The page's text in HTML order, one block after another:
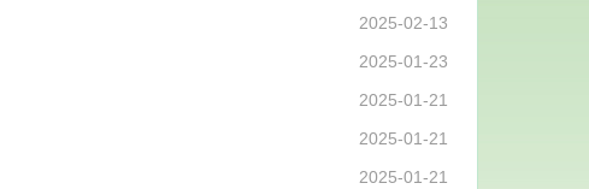
2025-02-13
2025-01-23
2025-01-21
2025-01-21
2025-01-21